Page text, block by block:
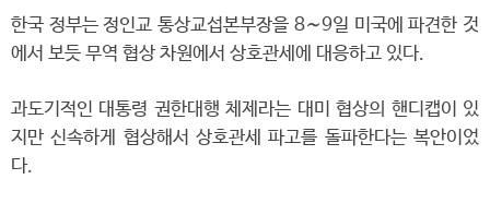
한국 정부는 정인교 통상교섭본부장을 8∼9일 미국에 파견한 것
에서 보듯 무역 협상 차원에서 상호관세에 대응하고 있다.
과도기적인 대통령 권한대행 체제라는 대미 협상의 핸디캡이 있
지만 신속하게 협상해서 상호관세 파고를 돌파한다는 복안이었
다.